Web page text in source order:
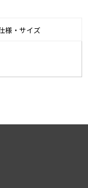
様・サイズ